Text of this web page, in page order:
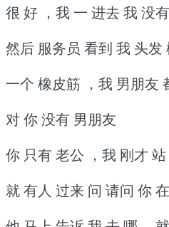
很 好 ，我 一 进去 我 没
然后 服务员 看到 我 头发
一个 橡皮筋 ，我 男朋友
对 你 没有 男朋友
你 只有 老公 ，我 刚才
就 有人 过来 问 请问 你